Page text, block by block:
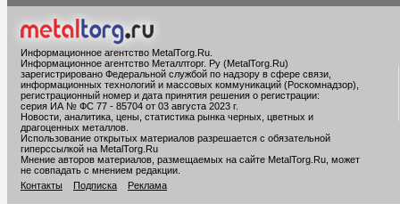
Информационное агентство MetalTorg.Ru
Информационное агентство Металлторг. Ру (MetalTorg.Ru)
зарегистрировано Федеральной службой по надзору в сфере связи,
информационных технологий и массовых коммуникаций (Роскомнадзор),
регистрационный номер и дата принятия решения о регистрации:
серия ИА № ФС 77 - 85704 от 03 августа 2023 г.
Новости, аналитика, цены, статистика рынка черных, цветных и
драгоценных металлов.
Использование открытых материалов разрешается с обязательной
гиперссылкой на MetalTorg.Ru
Мнение авторов материалов, размещаемых на сайте MetalTorg.Ru, может
не совпадать с мнением редакции.
Контакты
Подписка Реклама